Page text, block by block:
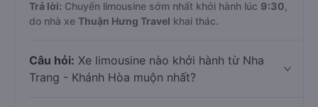
Trả lời: Chuyến limousine sớm nhất khởi hành lúc 9:30
do nhà xe Thuận Hưng Travel khai thác.
Câu hỏi: Xe limousine nào khởi hành từ Nha
Trang - Khánh Hòa muộn nhất?